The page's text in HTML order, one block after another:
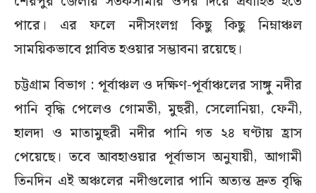
পারে। এর ফলে নদীসংলগ্ন কিছু কিছু নিম্নাঞ্চল
সাময়িকভাবে প্লাবিত হওয়ার সম্ভাবনা রয়েছে।
চট্টগ্রাম বিভাগ : পূর্বাঞ্চল ও দক্ষিণ-পূর্বাঞ্চলের সাঙ্গু নদীর
পানি বৃদ্ধি পেলেও গোমতী, মুহুরী, সেলোনিয়া, ফেনী,
হালদা ও মাতামুহুরী নদীর পানি গত ২৪ ঘণ্টায় হ্রাস
পেয়েছে। তবে আবহাওয়ার পূর্বাভাস অনুযায়ী, আগামী
তিনদিন এই অঞ্চলের নদীগুলোর পানি অত্যন্ত দ্রুত বৃদ্ধি